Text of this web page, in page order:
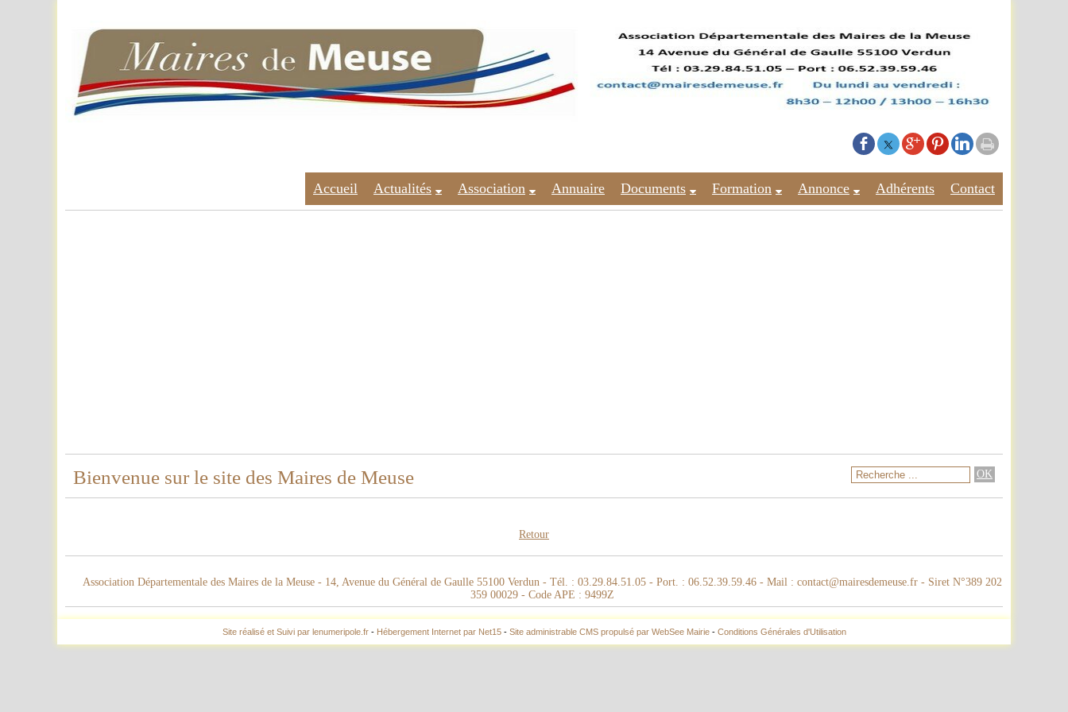
Accueil Actualités Association Annuaire Documents Formation Annonce Adhérents Contact
Bienvenue sur le site des Maires de Meuse
Retour
Association Départementale des Maires de la Meuse - 14, Avenue du Général de Gaulle 55100 Verdun - Tél. : 03.29.84.51.05 - Port. : 06.52.39.59.46 - Mail : contact@mairesdemeuse.fr - Siret N°389 202
359 00029 - Code APE : 9499Z
Site réalisé et Suivi par lenumeripole.fr- Hébergement Internet par Net15- Site administrable CMS propulsé par WebSee Mairie- Conditions Générales d'Utilisation